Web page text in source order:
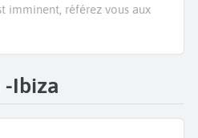
imminent, référez vous aux
-Ibiza